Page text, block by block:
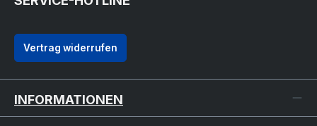
Vertrag widerrufen
INFORMATIONEN